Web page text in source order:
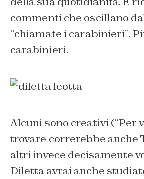
commenti che oscillano
“chiamate i carabinieri”.
carabinieri.
Alcuni sono creativi (“Per
trovare correrebbe anche
altri invece decisamente
Diletta avrai anche